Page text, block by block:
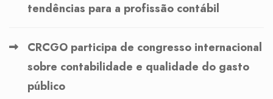
tendências para a profissão contábil
CRCGO participa de congresso internacional
sobre contabilidade e qualidade do gasto
público